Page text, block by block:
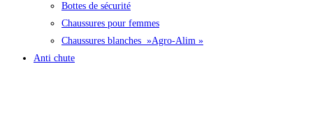
Bottes de sécurité
Chaussures pour femmes
Chaussures blanches »Agro-Alim »
Anti chute